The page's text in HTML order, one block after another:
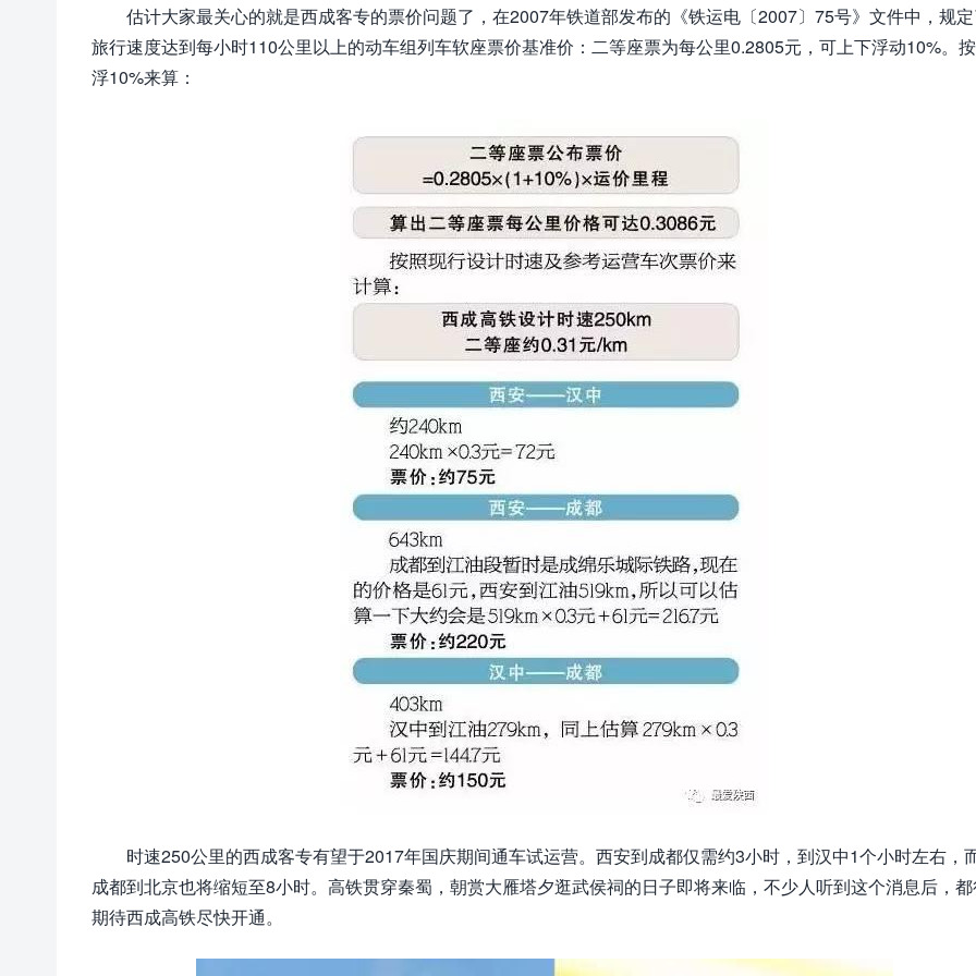
估计大家最关心的就是西成客专的票价问题了，在2007年铁道部发布的《铁运电〔2007〕75号》文件中，规
旅行速度达到每小时110公里以上的动车组列车软座票价基准价：二等座票为每公里0.2805元，可上下浮动10%。
浮10%来算：
时速250公里的西成客专有望于2017年国庆期间通车试运营。西安到成都仅需约3小时，到汉中1个小时左右，
成都到北京也将缩短至8小时。高铁贯穿秦蜀，朝赏大雁塔夕逛武侯祠的日子即将来临，不少人听到这个消息后，
期待西成高铁尽快开通。